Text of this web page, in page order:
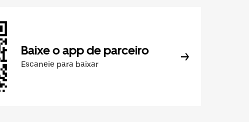
Baixe o app de parceiro
Escaneie para baixar